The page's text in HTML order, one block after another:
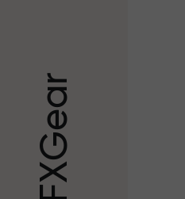
F
X
G
e
a
r